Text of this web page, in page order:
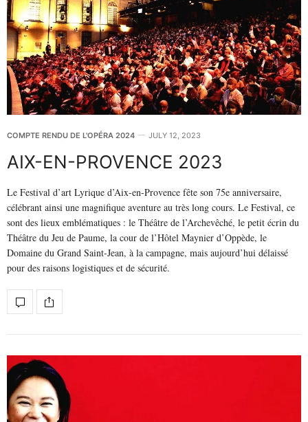
COMPTE RENDU DE L'OPÉRA 2024 JULY 12, 2023
AIX-EN-PROVENCE 2023
Le Festival d’art Lyrique d’Aix-en-Provence fête son 75e anniversaire,
célébrant ainsi une magnifique aventure au très long cours. Le Festival, ce
sont des lieux emblématiques : le Théâtre de l’Archevêché, le petit écrin du
Théâtre du Jeu de Paume, la cour de l’Hôtel Maynier d’Oppède, le
Domaine du Grand Saint-Jean, à la campagne, mais aujourd’hui délaissé
pour des raisons logistiques et de sécurité.